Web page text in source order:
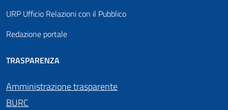
URP Ufficio Relazioni con il Pubblico
Redazione portale
TRASPARENZA
Amministrazione trasparente
BURC